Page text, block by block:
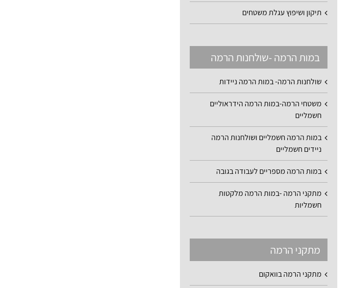
תיקון ושיפוץ עגלת משטחים
במות הרמה -שולחנות הרמה
שולחנות הרמה- במות הרמה ניידות
משטחי הרמה-במות הרמה הידראוליים
חשמליים
במות הרמה חשמליים ושולחנות הרמה
ניידים חשמליים
במות הרמה מספריים לעבודה בגובה
מתקני הרמה -במות הרמה מלקטות
חשמליות
מתקני הרמה
מתקני הרמה בוואקום